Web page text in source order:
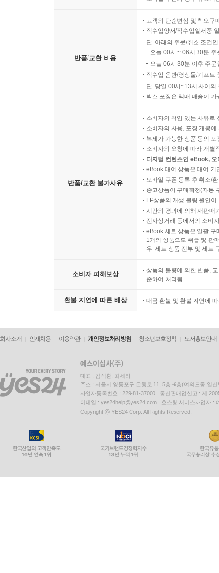
반품/교환 비용
고객의 단순변심 및 착오구
직수입양서/직수입일서중
단, 아래의 주문/취소 조건
오늘 00시 ~ 06시 30분
오늘 06시 30분 이후 주
직수입 음반/영상물/기프트
단, 당일 00시~13시 사이의
박스 포장은 택배 배송이
반품/교환 불가사유
소비자의 책임 있는 사유로
소비자의 사용, 포장 개봉
복제가 가능한 상품 등의
소비자의 요청에 따라 개별
디지털 컨텐츠인 eBook,
eBook 대여 상품은 대여 기
모바일 쿠폰 등록 후 취소/
중고상품이 구매확정(자동
LP상품의 재생 불량 원인
시간의 경과에 의해 재판매
전자상거래 등에서의 소비
eBook 세트 상품은 일괄 구
1개의 상품으로 취급 및 판
우, 세트 상품 전부 및 세트
소비자 피해보상
상품의 불량에 의한 반품,
준하여 처리됨
환불 지연에 따른 배상 대금 환불 및 환불 지연에
회사소개 인재채용 이용약관 개인정보처리방침 청소년보호정책 도서홍보안내
대표 : 김석환, 최세라
주소 : 서울시 영등포구 은행로 11, 5층~6층(여의도동,일신
사업자등록번호 : 229-81-37000 통신판매업신고 : 제
이메일 : yes24help@yes24.com 호스팅 서비스사업자 :
Copyright ⓒ YES24 Corp. All Rights Reserved.